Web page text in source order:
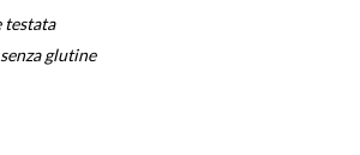
testata
glutine